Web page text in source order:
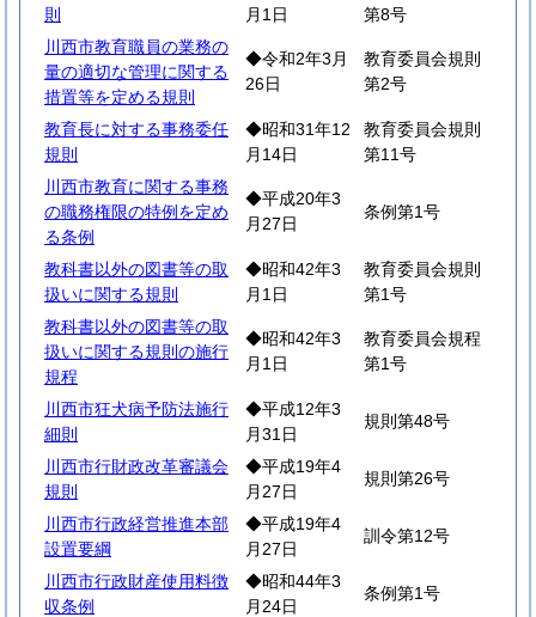
則
月1日
第8号
川西市教育職員の業務の
量の適切な管理に関する
措置等を定める規則
◆令和2年3月
26日
教育委員会規則
第2号
教育長に対する事務委任
規則
◆昭和31年12
月14日
教育委員会規則
第11号
川西市教育に関する事務
の職務権限の特例を定め
る条例
◆平成20年3
月27日
条例第1号
教科書以外の図書等の取
扱いに関する規則
◆昭和42年3
月1日
教育委員会規則
第1号
教科書以外の図書等の取
扱いに関する規則の施行
規程
◆昭和42年3
月1日
教育委員会規程
第1号
川西市狂犬病予防法施行
細則
◆平成12年3
月31日
規則第48号
川西市行財政改革審議会
規則
◆平成19年4
月27日
規則第26号
川西市行政経営推進本部
設置要綱
◆平成19年4
月27日
訓令第12号
川西市行政財産使用料徴
収条例
◆昭和44年3
月24日
条例第1号